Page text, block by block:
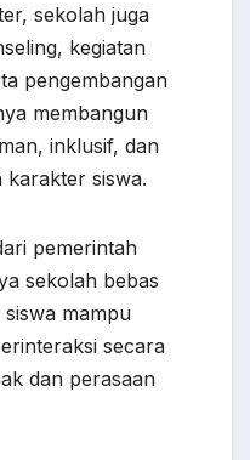
sekolah juga
kegiatan
pengembangan
membangun
inklusif, dan
siswa.
pemerintah
sekolah bebas
mampu
secara
dan perasaan